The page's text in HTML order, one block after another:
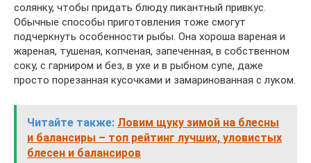
солянку, чтобы придать блюду пикантный привкус.
Обычные способы приготовления тоже смогут
подчеркнуть особенности рыбы. Она хороша вареная и
жареная, тушеная, копченая, запеченная, в собственном
соку, с гарниром и без, в ухе и в рыбном супе, даже
просто порезанная кусочками и замаринованная с луком.
Читайте также: Ловим щуку зимой на блесны
и балансиры – топ рейтинг лучших, уловистых
блесен и балансиров